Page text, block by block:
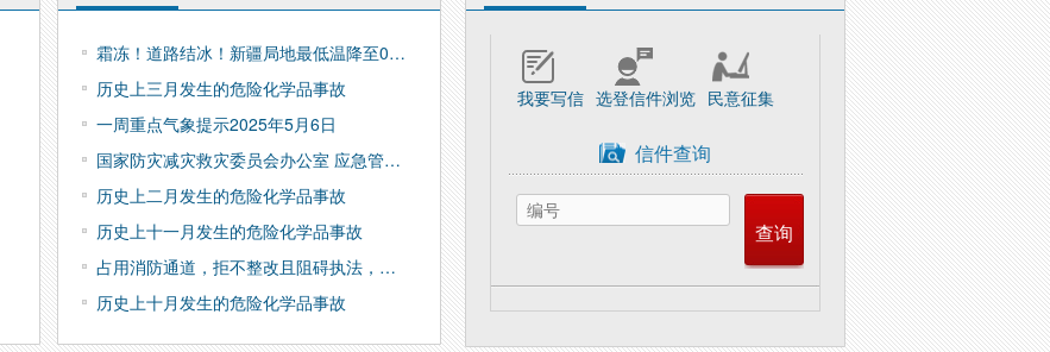
霜冻！道路结冰！新疆局地最低温降至0…
历史上三月发生的危险化学品事故
一周重点气象提示2025年5月6日
国家防灾减灾救灾委员会办公室 应急管…
历史上二月发生的危险化学品事故
历史上十一月发生的危险化学品事故
占用消防通道，拒不整改且阻碍执法，…
历史上十月发生的危险化学品事故
我要写信 选登信件浏览 民意征集
信件查询